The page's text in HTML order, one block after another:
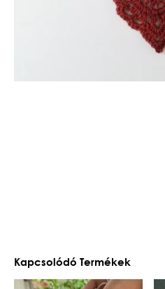
Kapcsolódó Termékek